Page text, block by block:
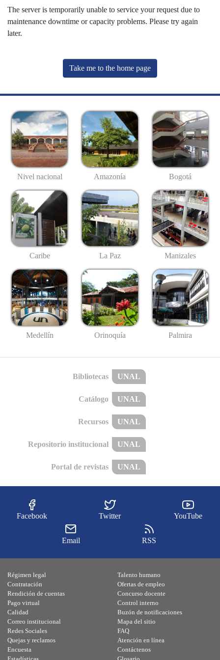
The server is temporarily unable to service your request due to
maintenance downtime or capacity problems. Please try again
later.
Take me to the home page
Nivel nacional Amazonía Bogotá
Caribe La Paz Manizales
Medellín Orinoquía Palmira
Bibliotecas UNAL
Catálogo UNAL
Recursos UNAL
Repositorio institucional UNAL
Portal de revistas UNAL
Facebook Twitter YouTube
Email RSS
Régimen legal
Contratación
Rendición de cuentas
Pago virtual
Calidad
Talento humano
Ofertas de empleo
Concurso docente
Control interno
Buzón de notificaciones
Correo institucional
Redes Sociales
Quejas y reclamos
Encuesta
Mapa del sitio
FAQ
Atención en línea
Contáctenos